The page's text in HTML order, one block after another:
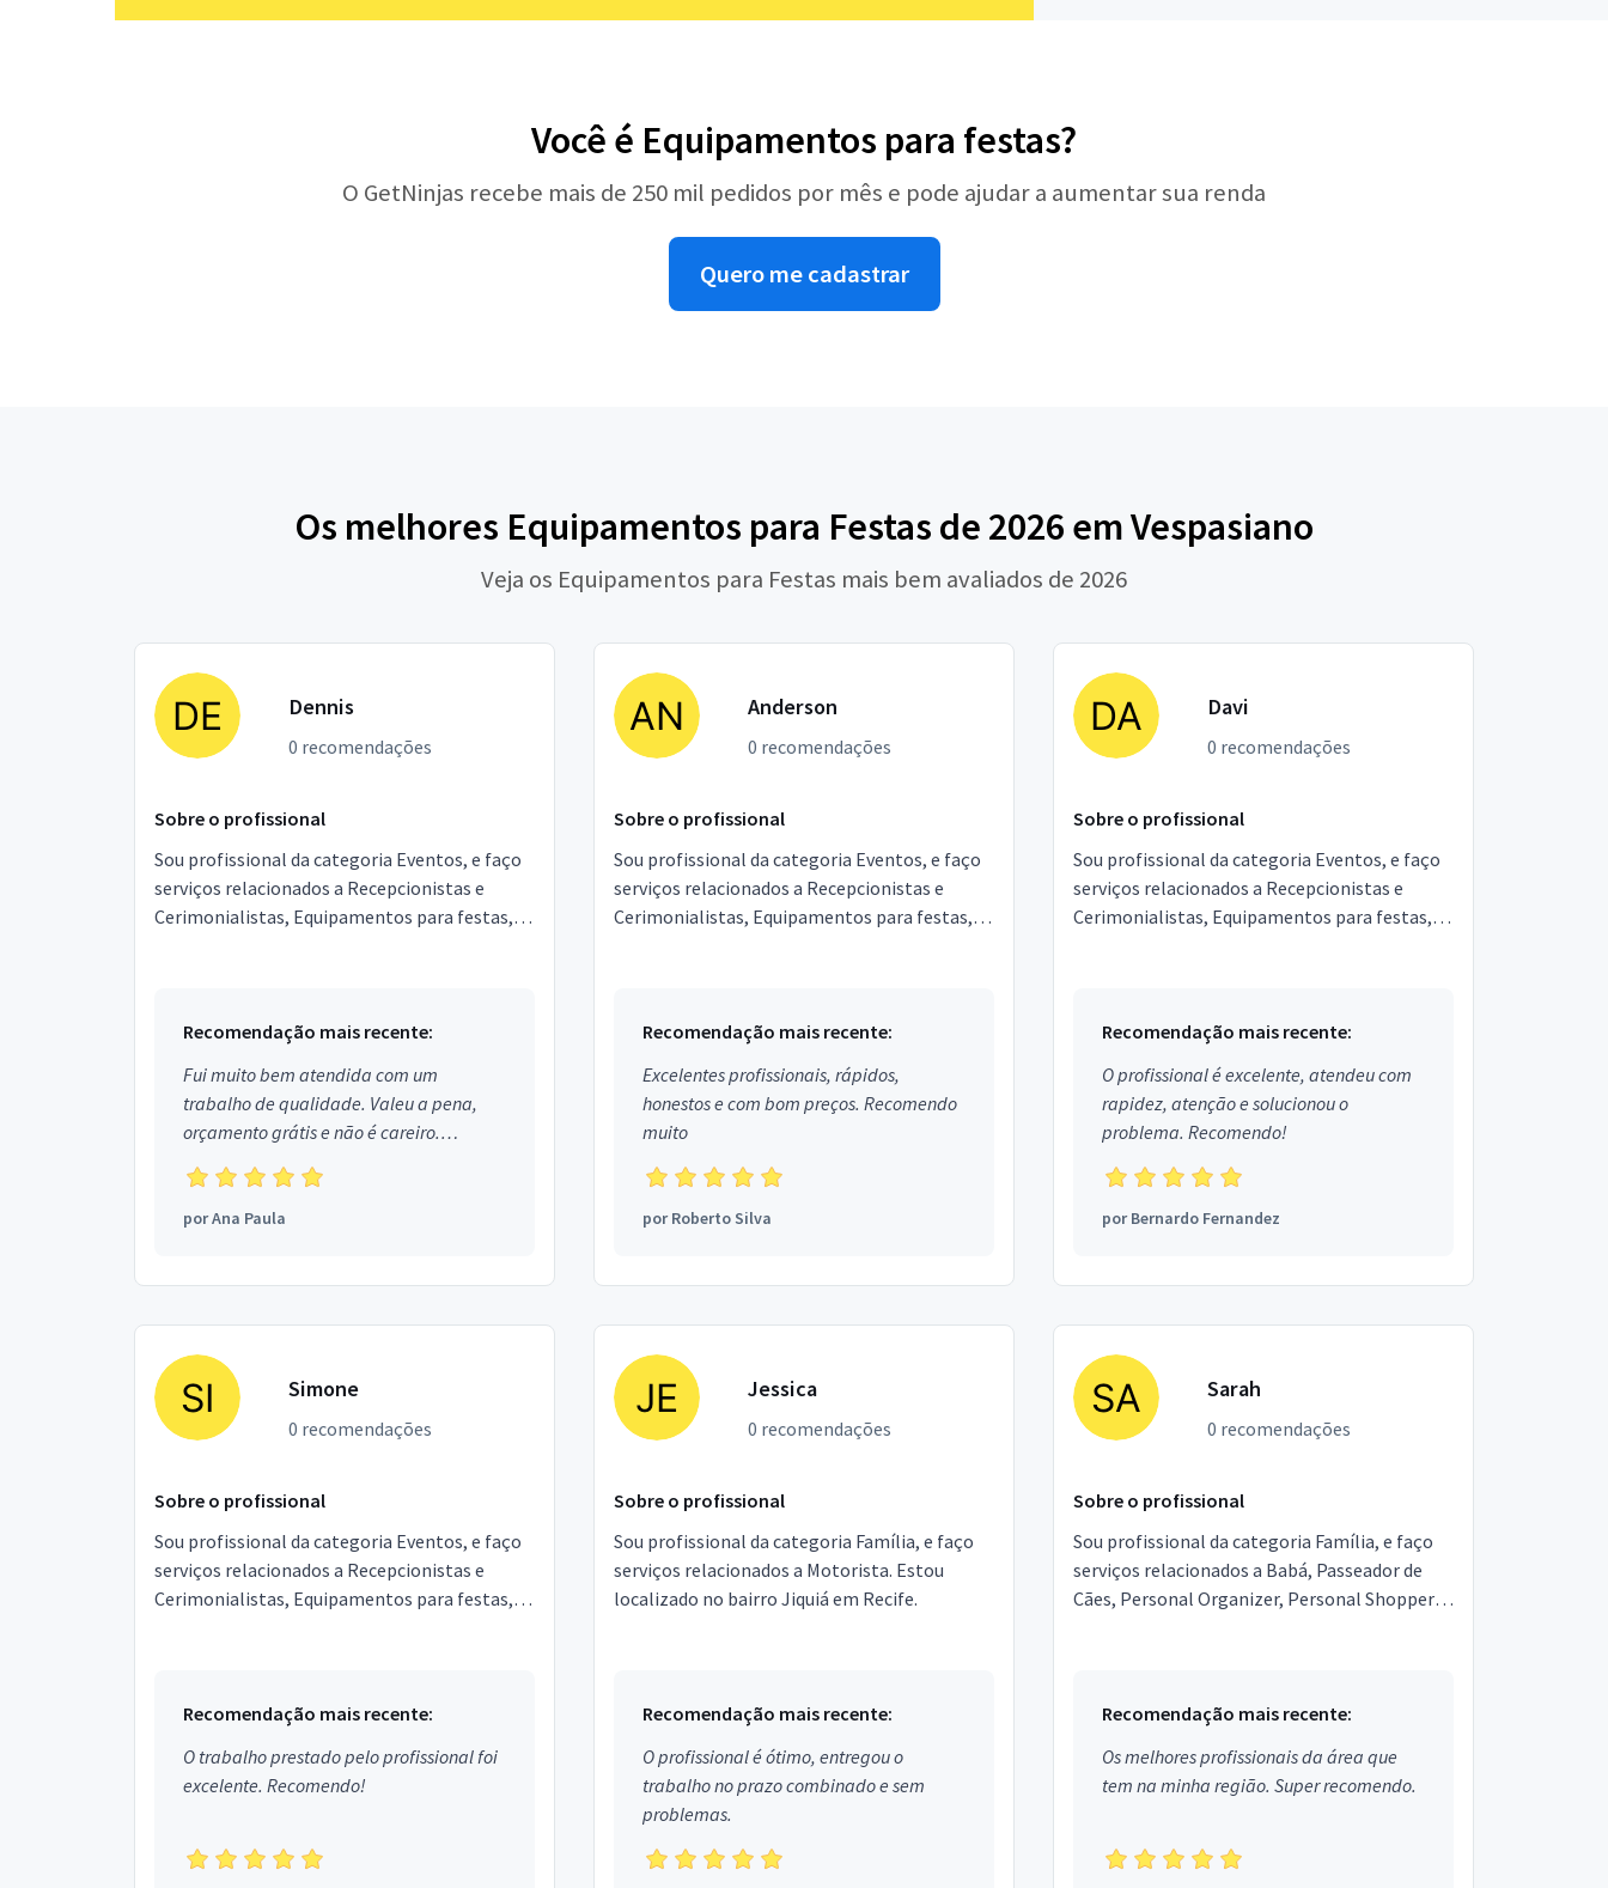
Você é Equipamentos para festas?
O GetNinjas recebe mais de 250 mil pedidos por mês e pode ajudar a aumentar sua renda
Quero me cadastrar
Os melhores Equipamentos para Festas de 2026 em Vespasiano
Veja os Equipamentos para Festas mais bem avaliados de 2026
Dennis
0 recomendações
Sobre o profissional
Sou profissional da categoria Eventos, e faço
serviços relacionados a Recepcionistas e
Cerimonialistas, Equipamentos para festas,
Recomendação mais recente:
Fui muito bem atendida com um
trabalho de qualidade. Valeu a pena,
orçamento grátis e não é careiro.
Obrigada!
porAna Paula
Anderson
0 recomendações
Sobre o profissional
Sou profissional da categoria Eventos, e faço
serviços relacionados a Recepcionistas e
Cerimonialistas, Equipamentos para festas,
Recomendação mais recente:
Excelentes profissionais, rápidos,
honestos e com bom preços. Recomendo
muito
porRoberto Silva
Davi
0 recomendações
Sobre o profissional
Sou profissional da categoria Eventos, e faço
serviços relacionados a Recepcionistas e
Cerimonialistas, Equipamentos para festas,
Recomendação mais recente:
O profissional é excelente, atendeu com
rapidez, atenção e solucionou o
problema. Recomendo!
porBernardo Fernandez
Simone
0 recomendações
Sobre o profissional
Sou profissional da categoria Eventos, e faço
serviços relacionados a Recepcionistas e
Cerimonialistas, Equipamentos para festas,
Recomendação mais recente:
O trabalho prestado pelo profissional foi
excelente. Recomendo!
Jessica
0 recomendações
Sobre o profissional
Sou profissional da categoria Família, e faço
serviços relacionados a Motorista. Estou
localizado no bairro Jiquiá em Recife.
Recomendação mais recente:
O profissional é ótimo, entregou o
trabalho no prazo combinado e sem
problemas.
Sarah
0 recomendações
Sobre o profissional
Sou profissional da categoria Família, e faço
serviços relacionados a Babá, Passeador de
Cães, Personal Organizer, Personal Shopper,
Recomendação mais recente:
Os melhores profissionais da área que
tem na minha região. Super recomendo.